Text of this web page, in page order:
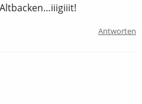
Antworten